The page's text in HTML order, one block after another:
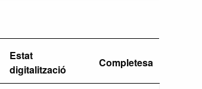
Estat
digitalització
Completesa